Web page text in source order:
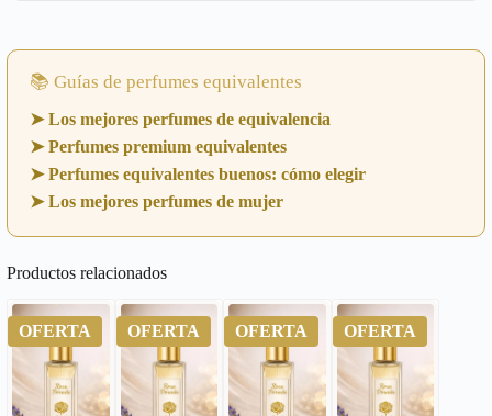
📚 Guías de perfumes equivalentes
➤ Los mejores perfumes de equivalencia
➤ Perfumes premium equivalentes
➤ Perfumes equivalentes buenos: cómo elegir
➤ Los mejores perfumes de mujer
Productos relacionados
OFERTA OFERTA OFERTA OFERTA